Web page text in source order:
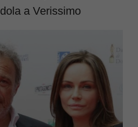
a Verissimo